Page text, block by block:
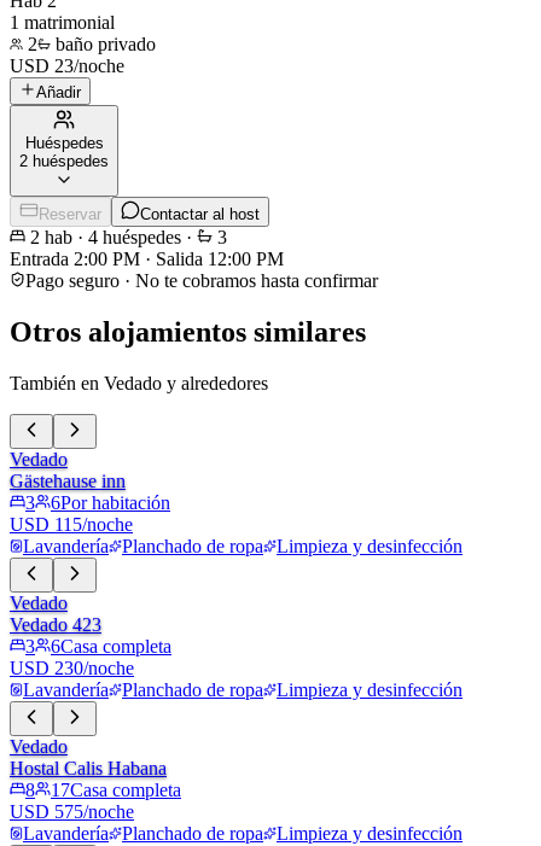
1 matrimonial
2
baño privado
USD 23/noche
Añadir
Huéspedes
2 huéspedes
Reservar Contactar al host
2 hab · 4 huéspedes ·
3
Entrada 2:00 PM · Salida 12:00 PM
Pago seguro · No te cobramos hasta confirmar
Otros alojamientos similares
También en Vedado y alrededores
Vedado
Gästehause inn
3
6Por habitación
USD 115/noche
Lavandería
Planchado de ropa Limpieza y desinfección
Vedado
Vedado 423
3
6Casa completa
USD 230/noche
Lavandería
Planchado de ropa Limpieza y desinfección
Vedado
Hostal Calis Habana
8
17Casa completa
USD 575/noche
Lavandería
Planchado de ropa Limpieza y desinfección